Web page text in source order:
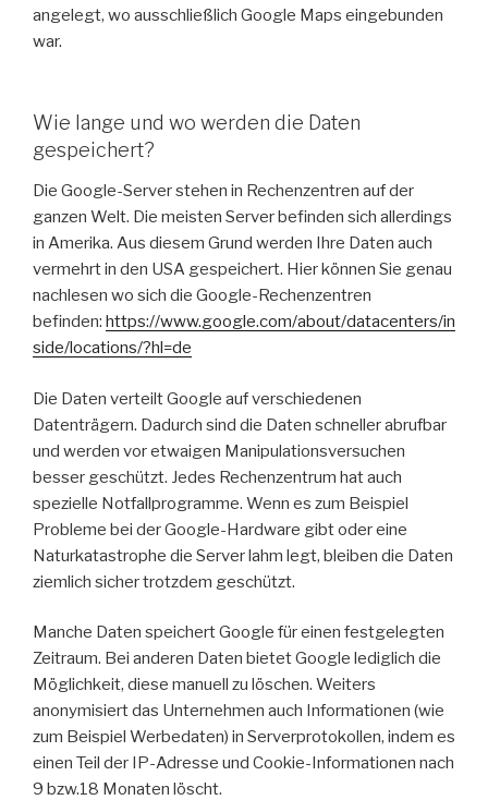
angelegt, wo ausschließlich Google Maps eingebunden
war.
Wie lange und wo werden die Daten
gespeichert?
Die Google-Server stehen in Rechenzentren auf der
ganzen Welt. Die meisten Server befinden sich allerdings
in Amerika. Aus diesem Grund werden Ihre Daten auch
vermehrt in den USA gespeichert. Hier können Sie genau
nachlesen wo sich die Google-Rechenzentren
befinden: https://www.google.com/about/datacenters/in
side/locations/?hl=de
Die Daten verteilt Google auf verschiedenen
Datenträgern. Dadurch sind die Daten schneller abrufbar
und werden vor etwaigen Manipulationsversuchen
besser geschützt. Jedes Rechenzentrum hat auch
spezielle Notfallprogramme. Wenn es zum Beispiel
Probleme bei der Google-Hardware gibt oder eine
Naturkatastrophe die Server lahm legt, bleiben die Daten
ziemlich sicher trotzdem geschützt.
Manche Daten speichert Google für einen festgelegten
Zeitraum. Bei anderen Daten bietet Google lediglich die
Möglichkeit, diese manuell zu löschen. Weiters
anonymisiert das Unternehmen auch Informationen (wie
zum Beispiel Werbedaten) in Serverprotokollen, indem es
einen Teil der IP-Adresse und Cookie-Informationen nach
9 bzw.18 Monaten löscht.